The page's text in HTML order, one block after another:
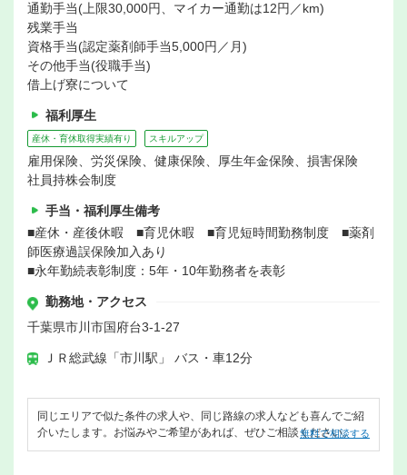
通勤手当(上限30,000円、マイカー通勤は12円／km)
残業手当
資格手当(認定薬剤師手当5,000円／月)
その他手当(役職手当)
借上げ寮について
福利厚生
産休・育休取得実績有り スキルアップ
雇用保険、労災保険、健康保険、厚生年金保険、損害保険
社員持株会制度
手当・福利厚生備考
■産休・産後休暇 ■育児休暇 ■育児短時間勤務制度 ■薬剤
師医療過誤保険加入あり
■永年勤続表彰制度：5年・10年勤務者を表彰
勤務地・アクセス
千葉県市川市国府台3-1-27
ＪＲ総武線「市川駅」 バス・車12分
同じエリアで似た条件の求人や、同じ路線の求人なども喜んでご紹
介いたします。お悩みやご希望があれば、ぜひご相談ください。
無料で相談する